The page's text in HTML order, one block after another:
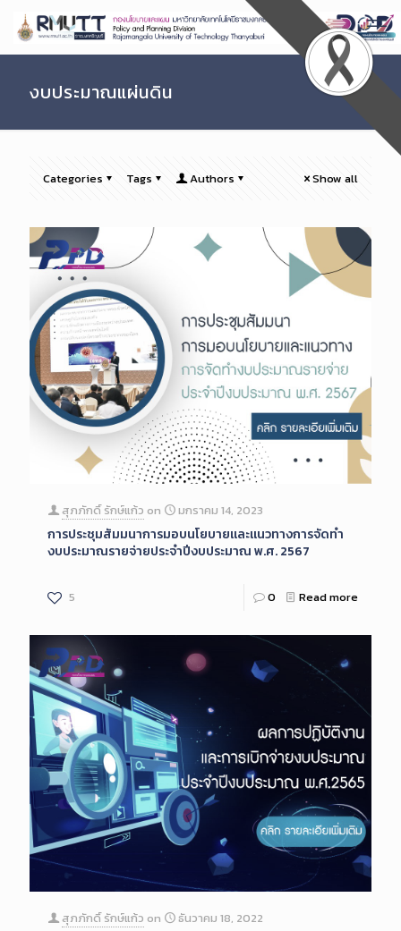
Content
งบประมาณแผ่นดิน
Categories Tags Authors Show all
สุภภักดิ์ รักษ์แก้ว on มกราคม 14, 2023
การประชุมสัมมนาการมอบนโยบายและแนวทางการจัดทำ
งบประมาณรายจ่ายประจำปีงบประมาณ พ.ศ. 2567
5 0 Read more
สุภภักดิ์ รักษ์แก้ว on ธันวาคม 18, 2022